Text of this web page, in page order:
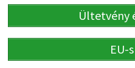
Ültetvény
EU-